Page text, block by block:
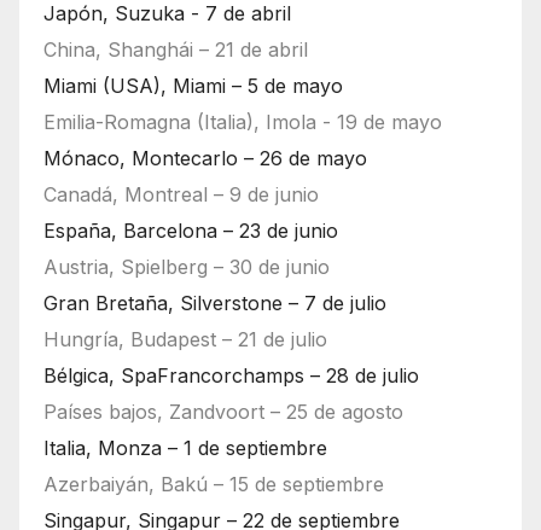
Japón, Suzuka - 7 de abril
China, Shanghái – 21 de abril
Miami (USA), Miami – 5 de mayo
Emilia-Romagna (Italia), Imola - 19 de mayo
Mónaco, Montecarlo – 26 de mayo
Canadá, Montreal – 9 de junio
España, Barcelona – 23 de junio
Austria, Spielberg – 30 de junio
Gran Bretaña, Silverstone – 7 de julio
Hungría, Budapest – 21 de julio
Bélgica, SpaFrancorchamps – 28 de julio
Países bajos, Zandvoort – 25 de agosto
Italia, Monza – 1 de septiembre
Azerbaiyán, Bakú – 15 de septiembre
Singapur, Singapur – 22 de septiembre